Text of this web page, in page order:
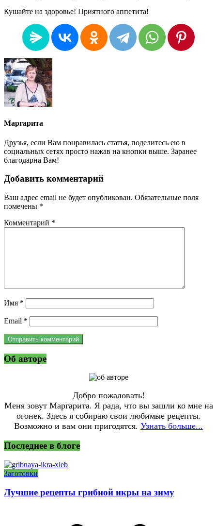
Кушайте на здоровье! Приятного аппетита!
Маргарита
Друзья, если Вам понравилась статья, поделитесь ею в
социальных сетях просто нажав на кнопки выше. Заранее
благодарна Вам!
Добавить комментарий
Ваш адрес email не будет опубликован. Обязательные поля
помечены *
Комментарий *
Имя *
Email *
Об авторе
Добро пожаловать!
Меня зовут Маргарита. Я рада, что вы зашли ко мне на
огонек. Здесь я собираю свои любимые рецепты.
Возможно и вам они пригодятся. Узнать больше...
Последнее в блоге
Заготовки
Лучшие рецепты грибной икры на зиму